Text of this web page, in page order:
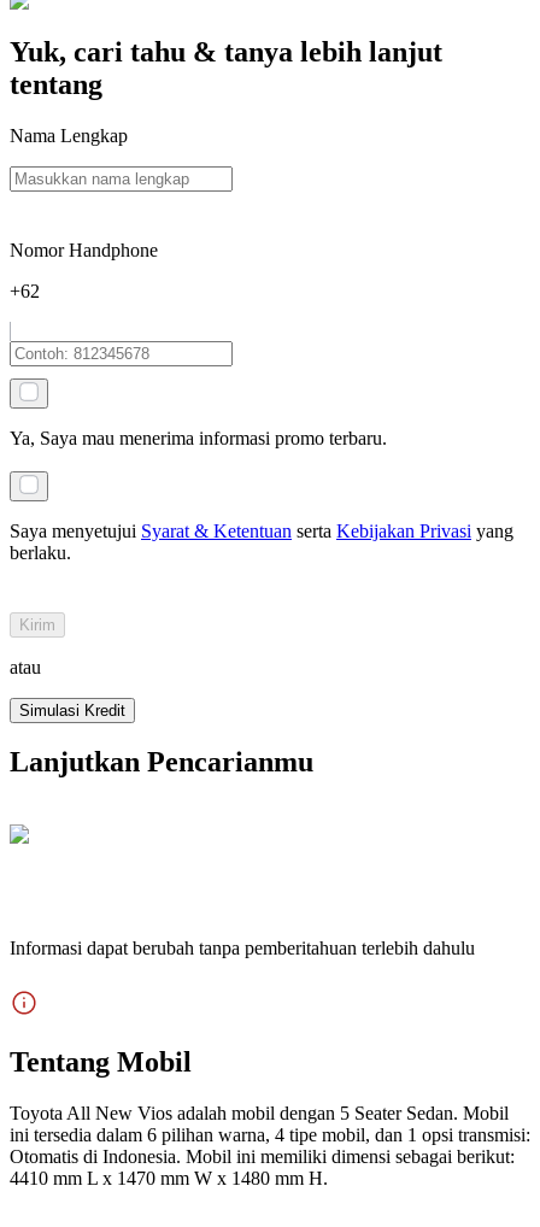
Yuk, cari tahu & tanya lebih lanjut
tentang
Nama Lengkap
Nomor Handphone
+62
Ya, Saya mau menerima informasi promo terbaru.
Saya menyetujui Syarat & Ketentuan serta Kebijakan Privasi yang
berlaku.
Kirim
atau
Simulasi Kredit
Lanjutkan Pencarianmu
Informasi dapat berubah tanpa pemberitahuan terlebih dahulu
Tentang Mobil
Toyota All New Vios adalah mobil dengan 5 Seater Sedan. Mobil
ini tersedia dalam 6 pilihan warna, 4 tipe mobil, dan 1 opsi transmisi:
Otomatis di Indonesia. Mobil ini memiliki dimensi sebagai berikut:
4410 mm L x 1470 mm W x 1480 mm H.